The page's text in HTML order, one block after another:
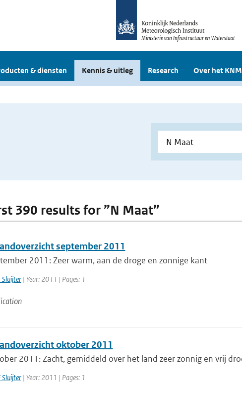
& diensten Kennis & uitleg Research Over het
390 results for ”N Maat”
september 2011
2011: Zeer warm, aan de droge en zonnige kant
Sluijter| Year: 2011 | Pages: 1
oktober 2011
2011: Zacht, gemiddeld over het land zeer zonnig en vrij
Sluijter| Year: 2011 | Pages: 1